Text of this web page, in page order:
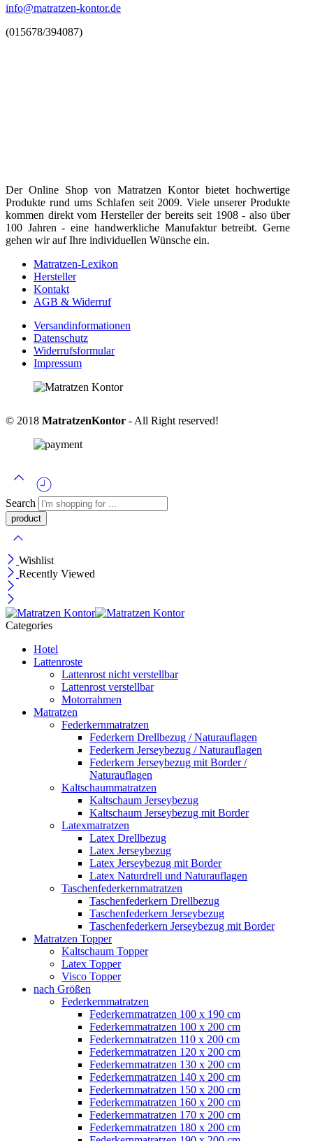
info@matratzen-kontor.de
(015678/394087)
Der Online Shop von Matratzen Kontor bietet hochwertige
Produkte rund ums Schlafen seit 2009. Viele unserer Produkte
kommen direkt vom Hersteller der bereits seit 1908 - also über
100 Jahren - eine handwerkliche Manufaktur betreibt. Gerne
gehen wir auf Ihre individuellen Wünsche ein.
Matratzen-Lexikon
Hersteller
Kontakt
AGB & Widerruf
Versandinformationen
Datenschutz
Widerrufsformular
Impressum
© 2018 MatratzenKontor - All Right reserved!
Search
Wishlist
Recently Viewed
Categories
Hotel
Lattenroste
Lattenrost nicht verstellbar
Lattenrost verstellbar
Motorrahmen
Matratzen
Federkernmatratzen
Federkern Drellbezug / Naturauflagen
Federkern Jerseybezug / Naturauflagen
Federkern Jerseybezug mit Border /
Naturauflagen
Kaltschaummatratzen
Kaltschaum Jerseybezug
Kaltschaum Jerseybezug mit Border
Latexmatratzen
Latex Drellbezug
Latex Jerseybezug
Latex Jerseybezug mit Border
Latex Naturdrell und Naturauflagen
Taschenfederkernmatratzen
Taschenfederkern Drellbezug
Taschenfederkern Jerseybezug
Taschenfederkern Jerseybezug mit Border
Matratzen Topper
Kaltschaum Topper
Latex Topper
Visco Topper
nach Größen
Federkernmatratzen
Federkernmatratzen 100 x 190 cm
Federkernmatratzen 100 x 200 cm
Federkernmatratzen 110 x 200 cm
Federkernmatratzen 120 x 200 cm
Federkernmatratzen 130 x 200 cm
Federkernmatratzen 140 x 200 cm
Federkernmatratzen 150 x 200 cm
Federkernmatratzen 160 x 200 cm
Federkernmatratzen 170 x 200 cm
Federkernmatratzen 180 x 200 cm